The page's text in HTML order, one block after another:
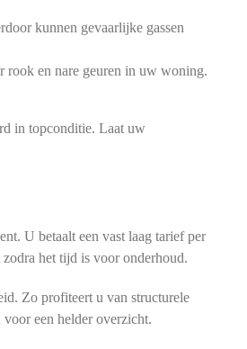
kunnen gevaarlijke gassen
rook en nare geuren in uw woning.
in topconditie. Laat uw
U betaalt een vast laag tarief per
het tijd is voor onderhoud.
Zo profiteert u van structurele
voor een helder overzicht.